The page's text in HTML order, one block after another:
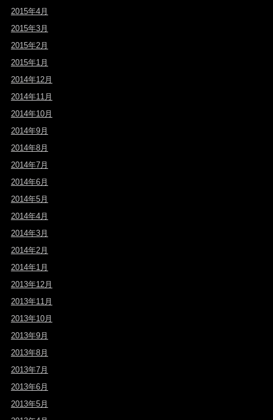
2015年4月
2015年3月
2015年2月
2015年1月
2014年12月
2014年11月
2014年10月
2014年9月
2014年8月
2014年7月
2014年6月
2014年5月
2014年4月
2014年3月
2014年2月
2014年1月
2013年12月
2013年11月
2013年10月
2013年9月
2013年8月
2013年7月
2013年6月
2013年5月